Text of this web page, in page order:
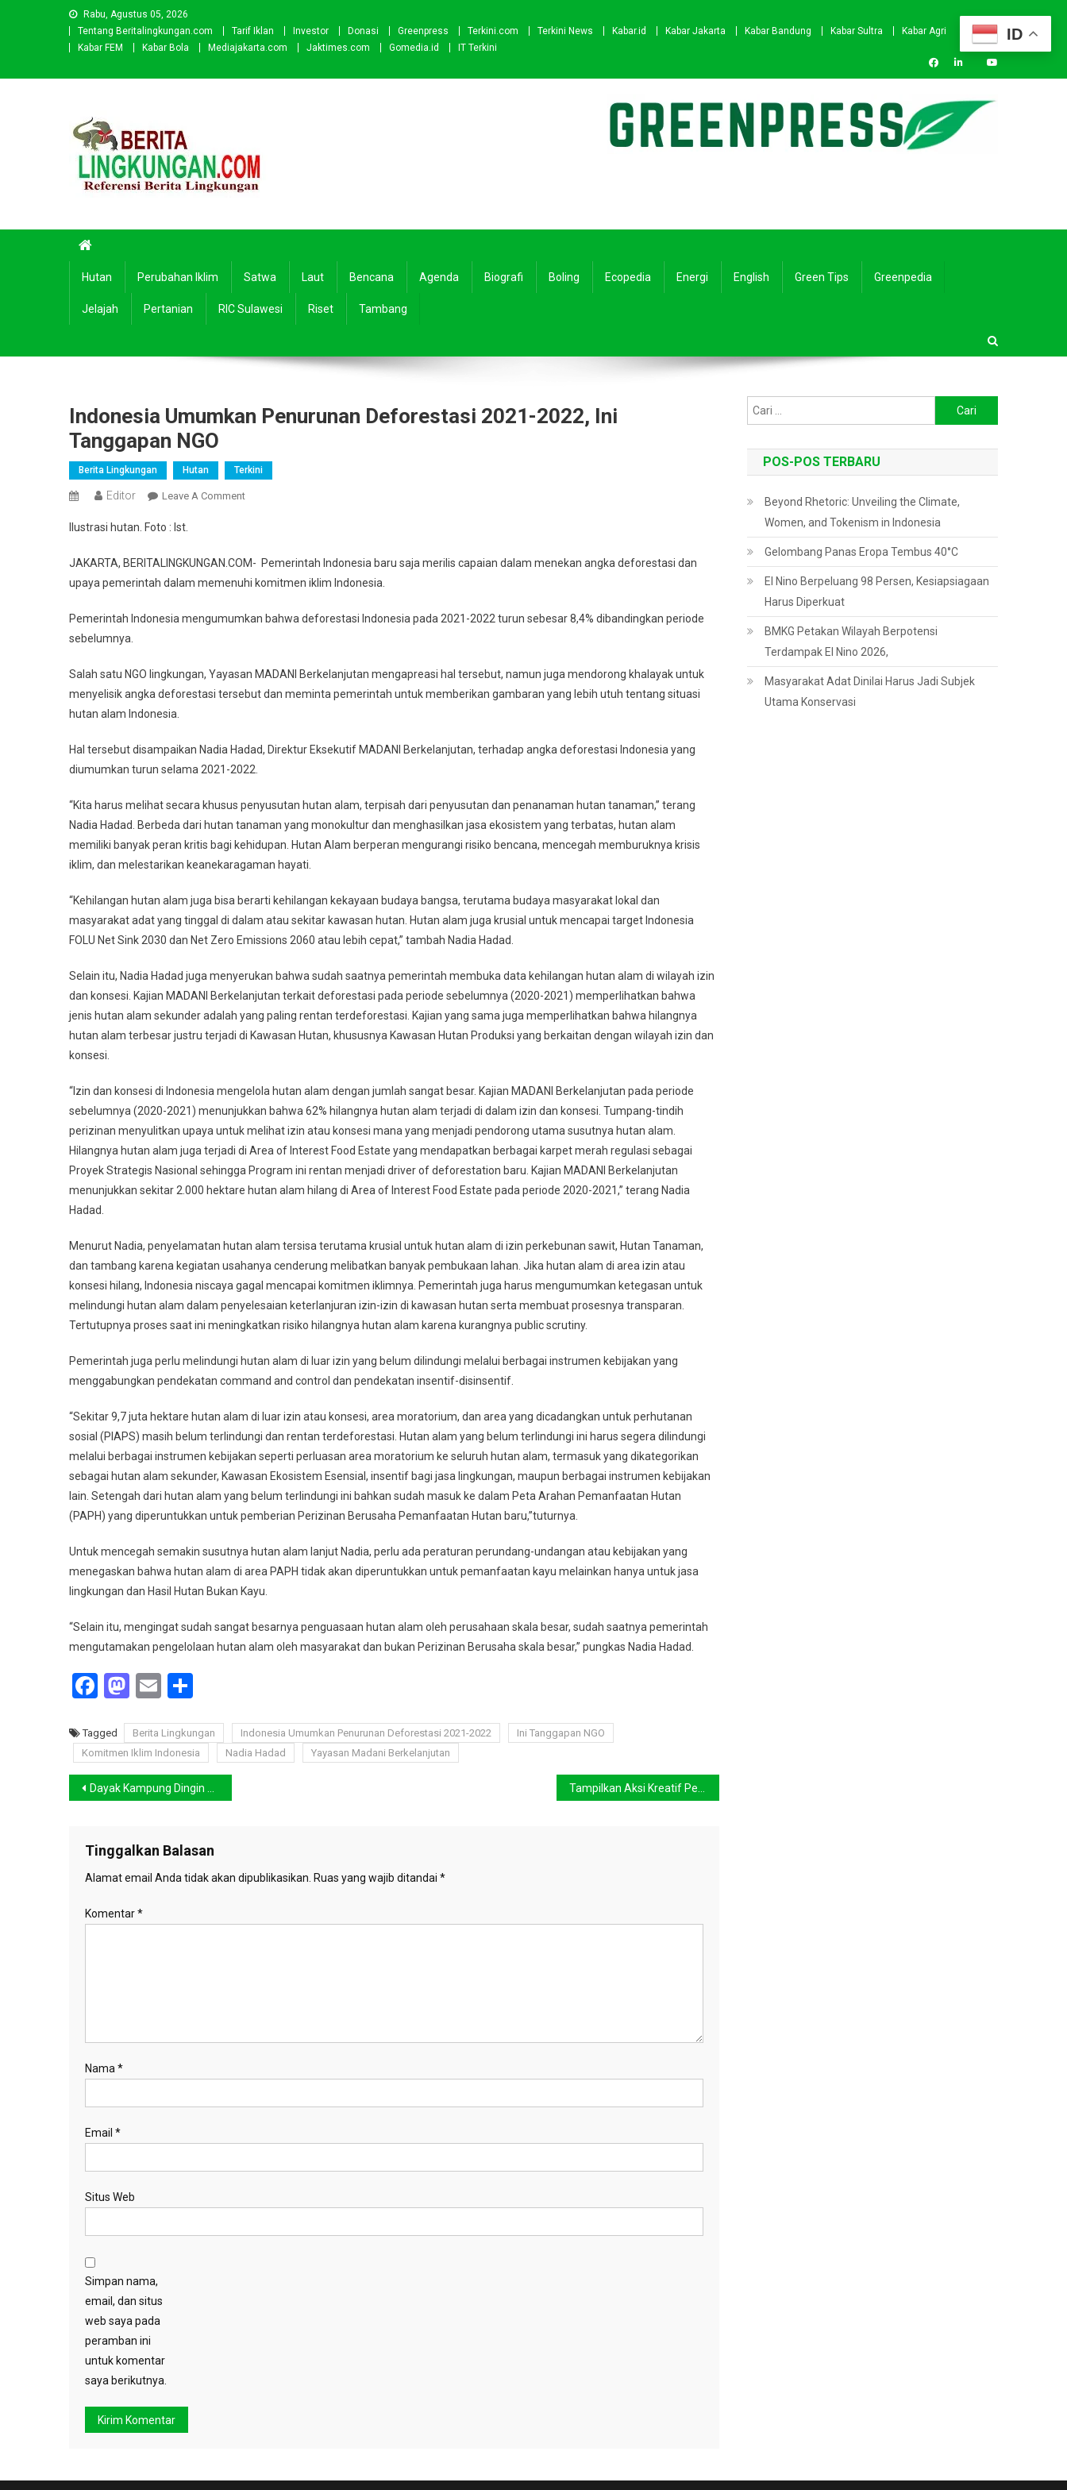
Rabu, Agustus 05, 2026
Tentang Beritalingkungan.com
Tarif Iklan Investor Donasi Greenpress Terkini.com Terkini News Kabar.id Kabar Jakarta Kabar Bandung Kabar Sultra
Kabar Agri
Kabar FEM
Kabar Bola Mediajakarta.com Jaktimes.com Gomedia.id IT Terkini
Hutan Perubahan Iklim Satwa Laut Bencana Agenda Biografi Boling Ecopedia Energi English Green Tips Greenpedia
Jelajah Pertanian RIC Sulawesi Riset Tambang
Indonesia Umumkan Penurunan Deforestasi 2021-2022, Ini
Tanggapan NGO
Berita Lingkungan Hutan Terkini
Editor Leave A CommentOn
Deforestasi
2021-
Ini
Ilustrasi hutan. Foto : Ist.
JAKARTA, BERITALINGKUNGAN.COM- Pemerintah Indonesia baru saja merilis capaian dalam menekan angka deforestasi dan
upaya pemerintah dalam memenuhi komitmen iklim Indonesia.
Pemerintah Indonesia mengumumkan bahwa deforestasi Indonesia pada 2021-2022 turun sebesar 8,4% dibandingkan periode
sebelumnya.
Salah satu NGO lingkungan, Yayasan MADANI Berkelanjutan mengapreasi hal tersebut, namun juga mendorong khalayak untuk
menyelisik angka deforestasi tersebut dan meminta pemerintah untuk memberikan gambaran yang lebih utuh tentang situasi
hutan alam Indonesia.
Hal tersebut disampaikan Nadia Hadad, Direktur Eksekutif MADANI Berkelanjutan, terhadap angka deforestasi Indonesia yang
diumumkan turun selama 2021-2022.
“Kita harus melihat secara khusus penyusutan hutan alam, terpisah dari penyusutan dan penanaman hutan tanaman,” terang
Nadia Hadad. Berbeda dari hutan tanaman yang monokultur dan menghasilkan jasa ekosistem yang terbatas, hutan alam
memiliki banyak peran kritis bagi kehidupan. Hutan Alam berperan mengurangi risiko bencana, mencegah memburuknya krisis
iklim, dan melestarikan keanekaragaman hayati.
“Kehilangan hutan alam juga bisa berarti kehilangan kekayaan budaya bangsa, terutama budaya masyarakat lokal dan
masyarakat adat yang tinggal di dalam atau sekitar kawasan hutan. Hutan alam juga krusial untuk mencapai target Indonesia
FOLU Net Sink 2030 dan Net Zero Emissions 2060 atau lebih cepat,” tambah Nadia Hadad.
Selain itu, Nadia Hadad juga menyerukan bahwa sudah saatnya pemerintah membuka data kehilangan hutan alam di wilayah izin
dan konsesi. Kajian MADANI Berkelanjutan terkait deforestasi pada periode sebelumnya (2020-2021) memperlihatkan bahwa
jenis hutan alam sekunder adalah yang paling rentan terdeforestasi. Kajian yang sama juga memperlihatkan bahwa hilangnya
hutan alam terbesar justru terjadi di Kawasan Hutan, khususnya Kawasan Hutan Produksi yang berkaitan dengan wilayah izin dan
konsesi.
“Izin dan konsesi di Indonesia mengelola hutan alam dengan jumlah sangat besar. Kajian MADANI Berkelanjutan pada periode
sebelumnya (2020-2021) menunjukkan bahwa 62% hilangnya hutan alam terjadi di dalam izin dan konsesi. Tumpang-tindih
perizinan menyulitkan upaya untuk melihat izin atau konsesi mana yang menjadi pendorong utama susutnya hutan alam.
Hilangnya hutan alam juga terjadi di Area of Interest Food Estate yang mendapatkan berbagai karpet merah regulasi sebagai
Proyek Strategis Nasional sehingga Program ini rentan menjadi driver of deforestation baru. Kajian MADANI Berkelanjutan
menunjukkan sekitar 2.000 hektare hutan alam hilang di Area of Interest Food Estate pada periode 2020-2021,” terang Nadia
Hadad.
Menurut Nadia, penyelamatan hutan alam tersisa terutama krusial untuk hutan alam di izin perkebunan sawit, Hutan Tanaman,
dan tambang karena kegiatan usahanya cenderung melibatkan banyak pembukaan lahan. Jika hutan alam di area izin atau
konsesi hilang, Indonesia niscaya gagal mencapai komitmen iklimnya. Pemerintah juga harus mengumumkan ketegasan untuk
melindungi hutan alam dalam penyelesaian keterlanjuran izin-izin di kawasan hutan serta membuat prosesnya transparan.
Tertutupnya proses saat ini meningkatkan risiko hilangnya hutan alam karena kurangnya public scrutiny.
Pemerintah juga perlu melindungi hutan alam di luar izin yang belum dilindungi melalui berbagai instrumen kebijakan yang
menggabungkan pendekatan command and control dan pendekatan insentif-disinsentif.
“Sekitar 9,7 juta hektare hutan alam di luar izin atau konsesi, area moratorium, dan area yang dicadangkan untuk perhutanan
sosial (PIAPS) masih belum terlindungi dan rentan terdeforestasi. Hutan alam yang belum terlindungi ini harus segera dilindungi
melalui berbagai instrumen kebijakan seperti perluasan area moratorium ke seluruh hutan alam, termasuk yang dikategorikan
sebagai hutan alam sekunder, Kawasan Ekosistem Esensial, insentif bagi jasa lingkungan, maupun berbagai instrumen kebijakan
lain. Setengah dari hutan alam yang belum terlindungi ini bahkan sudah masuk ke dalam Peta Arahan Pemanfaatan Hutan
(PAPH) yang diperuntukkan untuk pemberian Perizinan Berusaha Pemanfaatan Hutan baru,”tuturnya.
Untuk mencegah semakin susutnya hutan alam lanjut Nadia, perlu ada peraturan perundang-undangan atau kebijakan yang
menegaskan bahwa hutan alam di area PAPH tidak akan diperuntukkan untuk pemanfaatan kayu melainkan hanya untuk jasa
lingkungan dan Hasil Hutan Bukan Kayu.
“Selain itu, mengingat sudah sangat besarnya penguasaan hutan alam oleh perusahaan skala besar, sudah saatnya pemerintah
mengutamakan pengelolaan hutan alam oleh masyarakat dan bukan Perizinan Berusaha skala besar,” pungkas Nadia Hadad.
Facebook
Mastodon
Email
Tagged Berita Lingkungan Indonesia Umumkan Penurunan Deforestasi 2021-2022
Ini Tanggapan NGO
Komitmen Iklim Indonesia
Nadia Hadad Yayasan Madani Berkelanjutan
Navigasi
Dayak Kampung Dingin Tak Putus Dihadang Jeruji
Tinggalkan Balasan
Alamat email Anda tidak akan dipublikasikan. Ruas yang wajib ditandai *
Komentar*
Nama *
Email *
Situs Web
Simpan nama,
email, dan situs
web saya pada
peramban ini
untuk komentar
saya berikutnya.
untuk:
POS-POS TERBARU
Beyond Rhetoric: Unveiling the Climate,
Women, and Tokenism in Indonesia
Gelombang Panas Eropa Tembus 40°C
El Nino Berpeluang 98 Persen, Kesiapsiagaan
Harus Diperkuat
BMKG Petakan Wilayah Berpotensi
Terdampak El Nino 2026,
Masyarakat Adat Dinilai Harus Jadi Subjek
Utama Konservasi
ID